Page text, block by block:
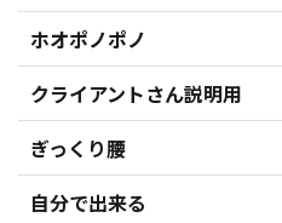
ホオポノポノ
クライアントさん説明用
ぎっくり腰
自分で出来る